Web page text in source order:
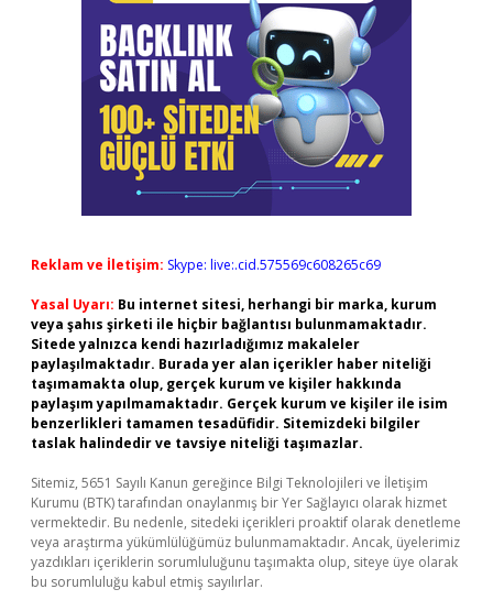
Reklam ve İletişim: Skype: live:.cid.575569c608265c69
Yasal Uyarı: Bu internet sitesi, herhangi bir marka, kurum
veya şahıs şirketi ile hiçbir bağlantısı bulunmamaktadır.
Sitede yalnızca kendi hazırladığımız makaleler
paylaşılmaktadır. Burada yer alan içerikler haber niteliği
taşımamakta olup, gerçek kurum ve kişiler hakkında
paylaşım yapılmamaktadır. Gerçek kurum ve kişiler ile isim
benzerlikleri tamamen tesadüfidir. Sitemizdeki bilgiler
taslak halindedir ve tavsiye niteliği taşımazlar.
Sitemiz, 5651 Sayılı Kanun gereğince Bilgi Teknolojileri ve İletişim
Kurumu (BTK) tarafından onaylanmış bir Yer Sağlayıcı olarak hizmet
vermektedir. Bu nedenle, sitedeki içerikleri proaktif olarak denetleme
veya araştırma yükümlülüğümüz bulunmamaktadır. Ancak, üyelerimiz
yazdıkları içeriklerin sorumluluğunu taşımakta olup, siteye üye olarak
bu sorumluluğu kabul etmiş sayılırlar.